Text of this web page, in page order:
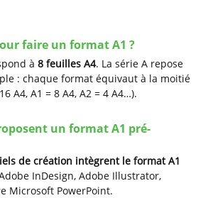
faire un format A1 ?
à8 feuilles A4. La série A repose
: chaque format équivaut à la moitié
A4, A1 = 8 A4, A2 = 4 A4…).
un format A1 pré-
de création intègrent le format A1
InDesign, Adobe Illustrator,
Microsoft PowerPoint.